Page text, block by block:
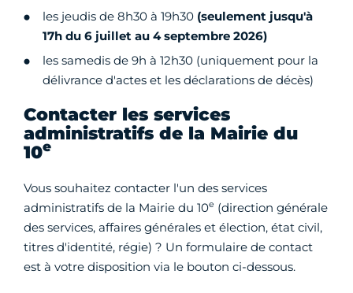
les jeudis de 8h30 à 19h30 (seulement jusqu'à
17h du 6 juillet au 4 septembre 2026)
les samedis de 9h à 12h30 (uniquement pour la
délivrance d'actes et les déclarations de décès)
Contacter les services
administratifs de la Mairie du
10e
Vous souhaitez contacter l'un des services
administratifs de la Mairie du 10e (direction générale
des services, affaires générales et élection, état civil,
titres d'identité, régie) ? Un formulaire de contact
est à votre disposition via le bouton ci-dessous.